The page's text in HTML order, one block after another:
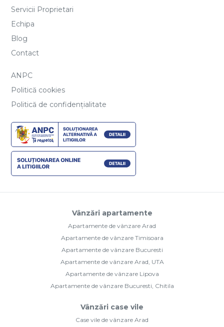
Servicii Proprietari
Echipa
Blog
Contact
ANPC
Politică cookies
Politică de confidențialitate
Vânzări apartamente
Apartamente de vânzare Arad
Apartamente de vânzare Timisoara
Apartamente de vânzare Bucuresti
Apartamente de vânzare Arad, UTA
Apartamente de vânzare Lipova
Apartamente de vânzare Bucuresti, Chitila
Vânzări case vile
Case vile de vânzare Arad